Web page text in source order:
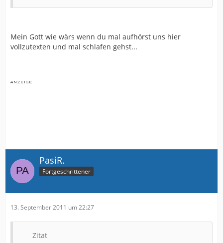
Mein Gott wie wärs wenn du mal aufhörst uns hier
vollzutexten und mal schlafen gehst...
PasiR.
Fortgeschrittener
13. September 2011 um 22:27
Zitat